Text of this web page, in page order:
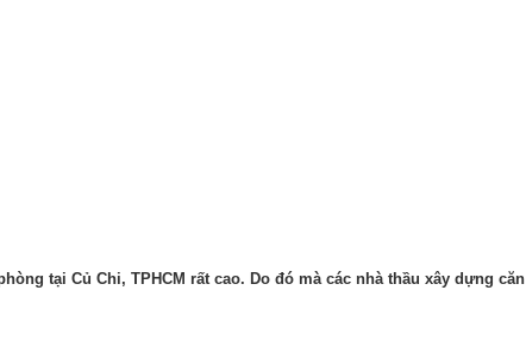
tại Củ Chi, TPHCM rất cao. Do đó mà các nhà thầu xây dựng căn